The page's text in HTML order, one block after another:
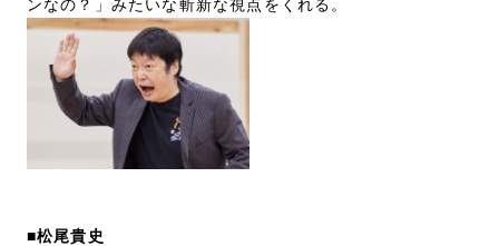
ンなの？」みたいな斬新な視点をくれる。
■松尾貴史